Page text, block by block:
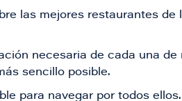
las mejores restaurantes de
necesaria de cada una
sencillo posible.
para navegar por todos ellos.